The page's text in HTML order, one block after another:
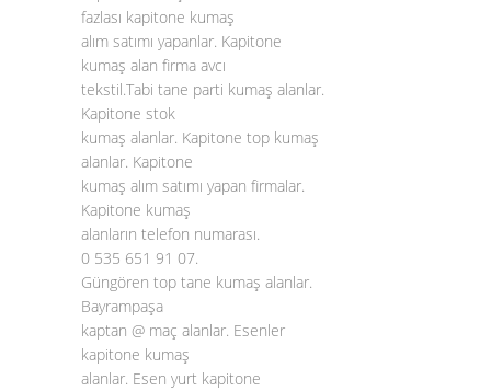
fazlası kapitone kumaş
alım satımı yapanlar. Kapitone
kumaş alan firma avcı
tekstil.Tabi tane parti kumaş alanlar.
Kapitone stok
kumaş alanlar. Kapitone top kumaş
alanlar. Kapitone
kumaş alım satımı yapan firmalar.
Kapitone kumaş
alanların telefon numarası.
0 535 651 91 07.
Güngören top tane kumaş alanlar.
Bayrampaşa
kaptan @ maç alanlar. Esenler
kapitone kumaş
alanlar. Esen yurt kapitone